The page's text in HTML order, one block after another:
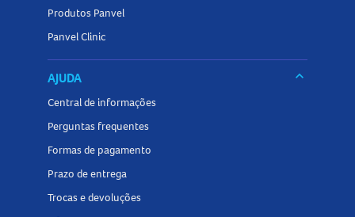
Produtos Panvel
Panvel Clinic
AJUDA keyboard_arrow_down
Central de informações
Perguntas frequentes
Formas de pagamento
Prazo de entrega
Trocas e devoluções